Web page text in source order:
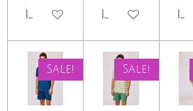
IN WINKELWAGEN
IN
Sale! Sale!